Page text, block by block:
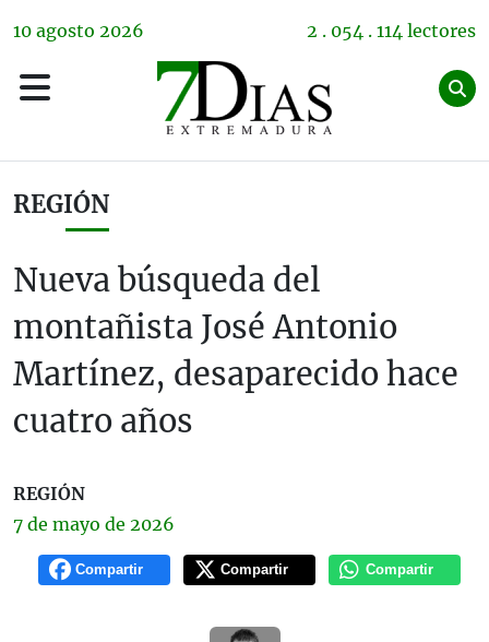
10 agosto 2026 2 . 054 . 114 lectores
REGIÓN
Nueva búsqueda del
montañista José Antonio
Martínez, desaparecido hace
cuatro años
REGIÓN
7 de mayo de 2026
Compartir Compartir Compartir